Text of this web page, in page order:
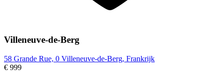
Villeneuve-de-Berg
58 Grande Rue, 0 Villeneuve-de-Berg, Frankrijk
€ 999